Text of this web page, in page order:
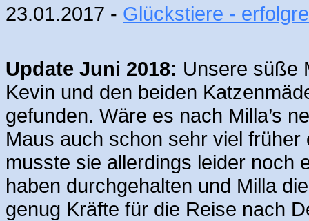
23.01.2017 - Glückstiere -
Update Juni 2018: Unsere süße
Kevin und den beiden
gefunden. Wäre es nach Milla’s
Maus auch schon sehr viel
musste sie allerdings leider
haben durchgehalten und Milla
genug Kräfte für die Reise nach